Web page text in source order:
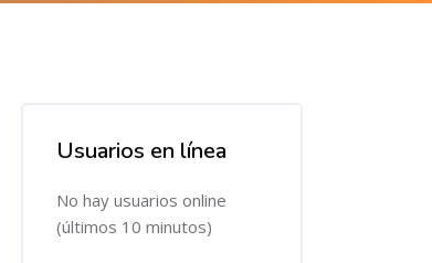
Salta Usuarios en línea
Usuarios en línea
No hay usuarios online
(últimos 10 minutos)